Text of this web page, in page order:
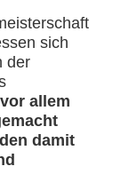
sich
der
allem
damit